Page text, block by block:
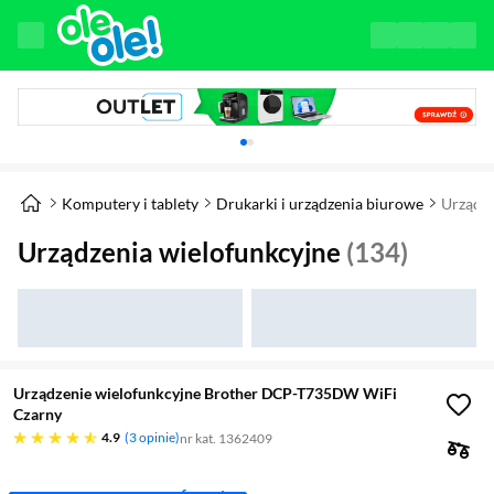
Karuzela z banerami, aktualny element 1 z
Komputery i tablety Drukarki i urządzenia biurowe
Urządzenia wielofunkcyjne (134)
Urządzenie wielofunkcyjne Brother DCP-T735DW WiFi
Czarny
4.9
4.9 gwiazdek 3 opinie nr kat. 1362409